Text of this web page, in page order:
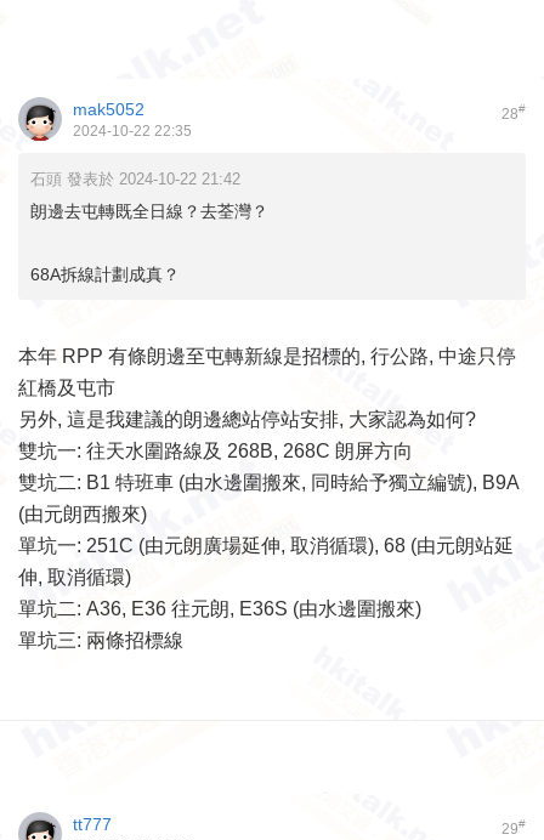
28#
mak5052
2024-10-22 22:35
石頭 發表於 2024-10-22 21:42
朗邊去屯轉既全日線？去荃灣？
68A拆線計劃成真？
本年 RPP 有條朗邊至屯轉新線是招標的, 行公路, 中途只停
紅橋及屯市
另外, 這是我建議的朗邊總站停站安排, 大家認為如何?
雙坑一: 往天水圍路線及 268B, 268C 朗屏方向
雙坑二: B1 特班車 (由水邊圍搬來, 同時給予獨立編號), B9A
(由元朗西搬來)
單坑一: 251C (由元朗廣場延伸, 取消循環), 68 (由元朗站延
伸, 取消循環)
單坑二: A36, E36 往元朗, E36S (由水邊圍搬來)
單坑三: 兩條招標線
29#
tt777